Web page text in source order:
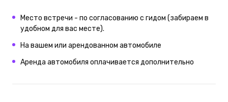
Место встречи - по согласованию с гидом (забираем в
удобном для вас месте).
На вашем или арендованном автомобиле
Аренда автомобиля оплачивается дополнительно